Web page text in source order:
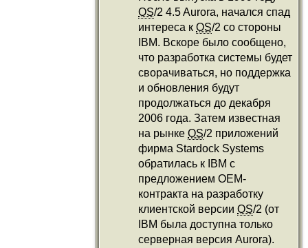
OS/2 4.5 Aurora, начался спад
интереса к OS/2 со стороны
IBM. Вскоре было сообщено,
что разработка системы будет
сворачиваться, но поддержка
и обновления будут
продолжаться до декабря
2006 года. Затем известная
на рынке OS/2 приложений
фирма Stardock Systems
обратилась к IBM с
предложением OEM-
контракта на разработку
клиентской версии OS/2 (от
IBM была доступна только
серверная версия Aurora).